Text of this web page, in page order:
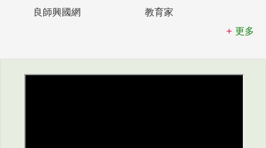
良師興國網
教育家
更多